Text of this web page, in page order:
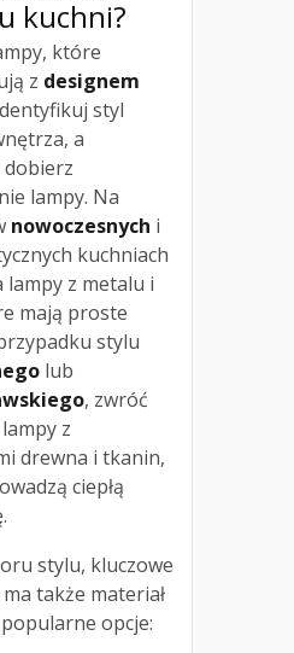
kuchni?
które
z designem
styl
a
lampy. Na
nowoczesnych i
kuchniach
lampy z metalu i
mają proste
stylu
lub
, zwróć
z
drewna i tkanin,
ciepłą
stylu, kluczowe
także materiał
opcje: